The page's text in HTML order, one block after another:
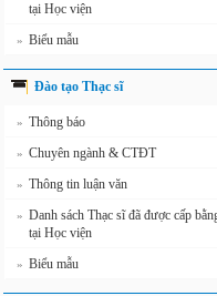
tại Học viện
» Biểu mẫu
Đào tạo Thạc sĩ
» Thông báo
» Chuyên ngành & CTĐT
» Thông tin luận văn
» Danh sách Thạc sĩ đã được cấp
tại Học viện
» Biểu mẫu